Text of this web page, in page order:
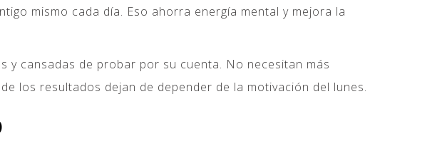
mismo cada día. Eso ahorra energía mental y mejora la
y cansadas de probar por su cuenta. No necesitan más
los resultados dejan de depender de la motivación del lunes.